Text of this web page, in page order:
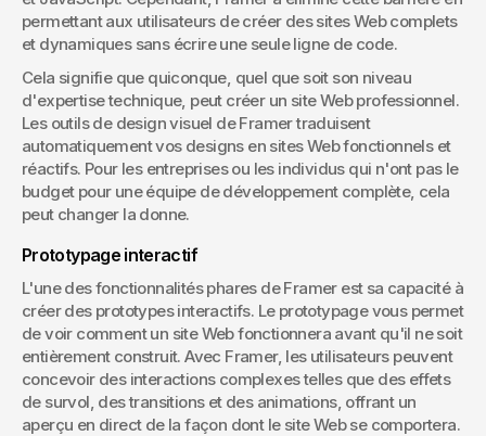
permettant aux utilisateurs de créer des sites Web complets
et dynamiques sans écrire une seule ligne de code.
Cela signifie que quiconque, quel que soit son niveau
d'expertise technique, peut créer un site Web professionnel.
Les outils de design visuel de Framer traduisent
automatiquement vos designs en sites Web fonctionnels et
réactifs. Pour les entreprises ou les individus qui n'ont pas le
budget pour une équipe de développement complète, cela
peut changer la donne.
Prototypage interactif
L'une des fonctionnalités phares de Framer est sa capacité à
créer des prototypes interactifs. Le prototypage vous permet
de voir comment un site Web fonctionnera avant qu'il ne soit
entièrement construit. Avec Framer, les utilisateurs peuvent
concevoir des interactions complexes telles que des effets
de survol, des transitions et des animations, offrant un
aperçu en direct de la façon dont le site Web se comportera.